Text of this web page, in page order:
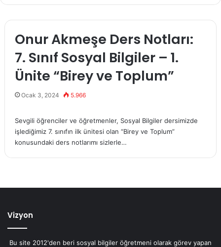
Onur Akmeşe Ders Notları:
7. Sınıf Sosyal Bilgiler – 1.
Ünite “Birey ve Toplum”
Ocak 3, 2024 5.966
Sevgili öğrenciler ve öğretmenler, Sosyal Bilgiler dersimizde
işlediğimiz 7. sınıfın ilk ünitesi olan “Birey ve Toplum”
konusundaki ders notlarımı sizlerle…
Vizyon
Bu site 2012'den beri sosyal bilgiler öğretmeni olarak görev yapan